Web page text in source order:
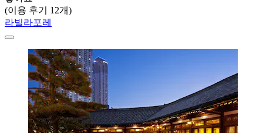
(이용 후기 12개)
라빌라포레